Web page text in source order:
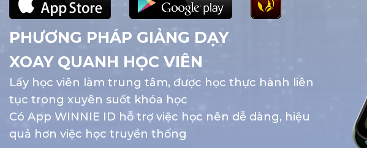
PHƯƠNG PHÁP GIẢNG DẠY
XOAY QUANH HỌC VIÊN
Lấy học viên làm trung tâm, được học thực hành liên
tục trong xuyên suốt khóa học
Có App WINNIE ID hỗ trợ việc học nên dễ dàng, hiệu
quả hơn việc học truyền thống